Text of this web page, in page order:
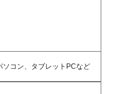
ソコン、タブレットPCなど